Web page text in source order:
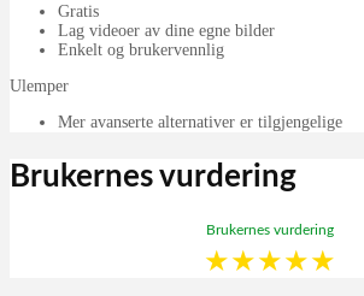
Gratis
Lag videoer av dine egne bilder
Enkelt og brukervennlig
Ulemper
Mer avanserte alternativer er tilgjengelige
Brukernes vurdering
Brukernes vurdering
★★★★★